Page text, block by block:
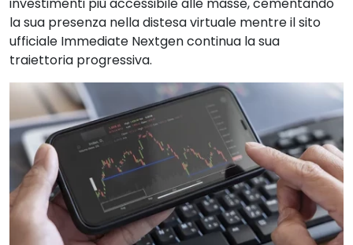
la sua presenza nella distesa virtuale mentre il sito
ufficiale Immediate Nextgen continua la sua
traiettoria progressiva.